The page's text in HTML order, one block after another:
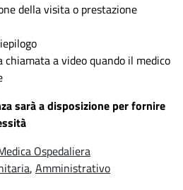
della visita o prestazione
chiamata a video quando il medico
sarà a disposizione per fornire
Ospedaliera
, Amministrativo